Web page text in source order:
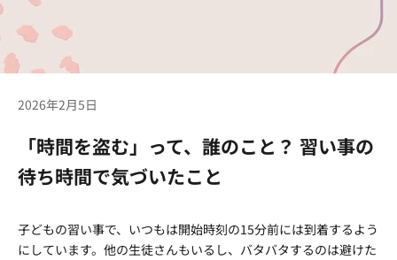
2026年2月5日
「時間を盗む」って、誰のこと？ 習い事の
待ち時間で気づいたこと
子どもの習い事で、いつもは開始時刻の15分前には到着するよう
にしています。他の生徒さんもいるし、バタバタするのは避けた